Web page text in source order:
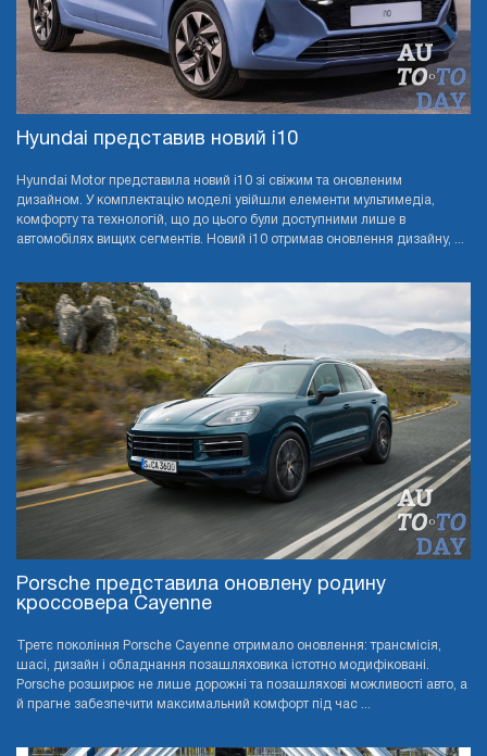
Hyundai представив новий i10
Hyundai Motor представила новий i10 зі свіжим та оновленим
дизайном. У комплектацію моделі увійшли елементи мультимедіа,
комфорту та технологій, що до цього були доступними лише в
автомобілях вищих сегментів. Новий i10 отримав оновлення дизайну, ...
Porsche представила оновлену родину
кроссовера Cayenne
Третє покоління Porsche Cayenne отримало оновлення: трансмісія,
шасі, дизайн і обладнання позашляховика істотно модифіковані.
Porsche розширює не лише дорожні та позашляхові можливості авто, а
й прагне забезпечити максимальний комфорт під час ...